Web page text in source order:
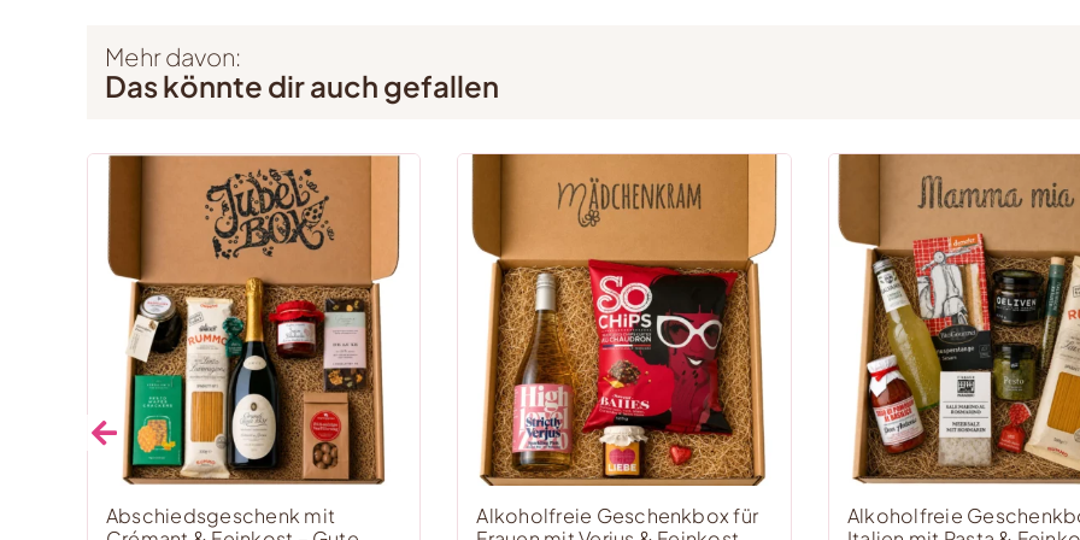
Mehr davon:
Das könnte dir auch gefallen
Abschiedsgeschenk mit
Alkoholfreie Geschenkbox für
Alkoholfreie